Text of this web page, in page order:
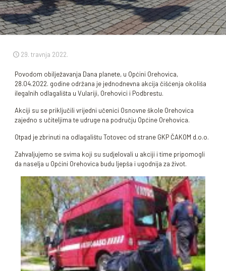
29. travnja 2022.
Povodom obilježavanja Dana planete, u Općini Orehovica,
28.04.2022. godine održana je jednodnevna akcija čišćenja okoliša
ilegalnih odlagališta u Vulariji, Orehovici i Podbrestu.
Akciji su se priključili vrijedni učenici Osnovne škole Orehovica
zajedno s učiteljima te udruge na području Općine Orehovica.
Otpad je zbrinuti na odlagalištu Totovec od strane GKP ČAKOM d.o.o.
Zahvaljujemo se svima koji su sudjelovali u akciji i time pripomogli
da naselja u Općini Orehovica budu ljepša i ugodnija za život.